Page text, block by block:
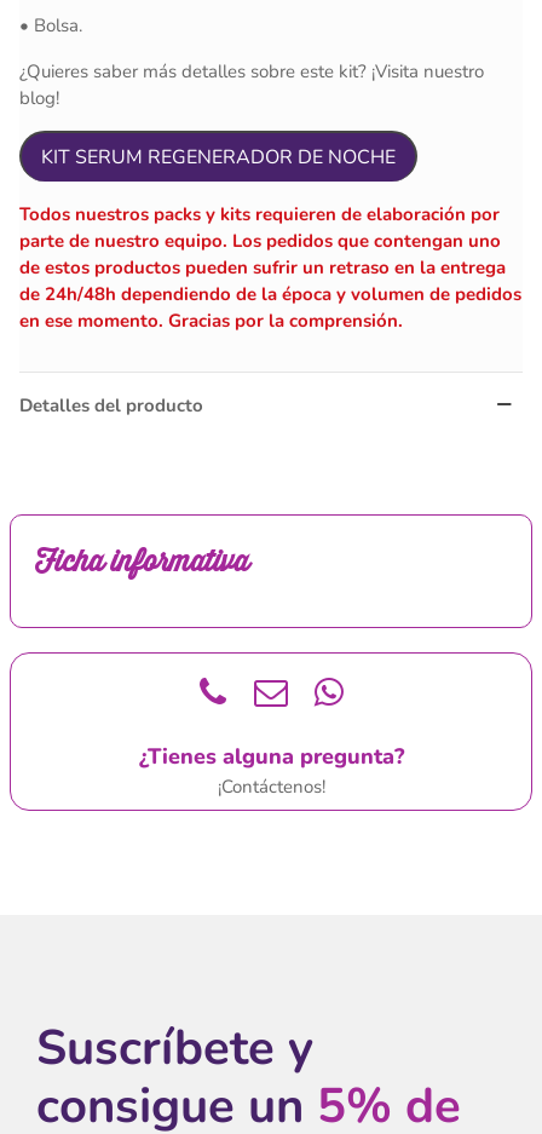
• Bolsa.
¿Quieres saber más detalles sobre este kit? ¡Visita nuestro
blog!
KIT SERUM REGENERADOR DE NOCHE
Todos nuestros packs y kits requieren de elaboración por
parte de nuestro equipo. Los pedidos que contengan uno
de estos productos pueden sufrir un retraso en la entrega
de 24h/48h dependiendo de la época y volumen de pedidos
en ese momento. Gracias por la comprensión.
Detalles del producto
Ficha informativa
¿Tienes alguna pregunta?
¡Contáctenos!
Suscríbete y
consigue un 5% de